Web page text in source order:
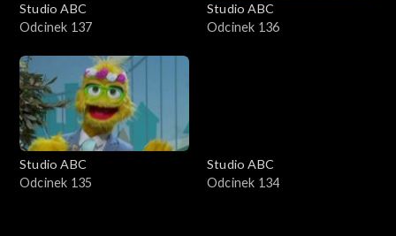
Studio ABC
Odcinek 137
Studio ABC
Odcinek 136
Studio ABC
Odcinek 135
Studio ABC
Odcinek 134